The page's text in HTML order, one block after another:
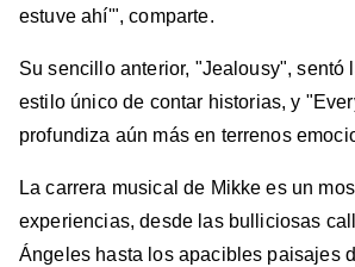
estuve ahí'", comparte.
Su sencillo anterior, "Jealousy", sentó
estilo único de contar historias, y
profundiza aún más en terrenos
La carrera musical de Mikke es un
experiencias, desde las bulliciosas
Ángeles hasta los apacibles paisajes